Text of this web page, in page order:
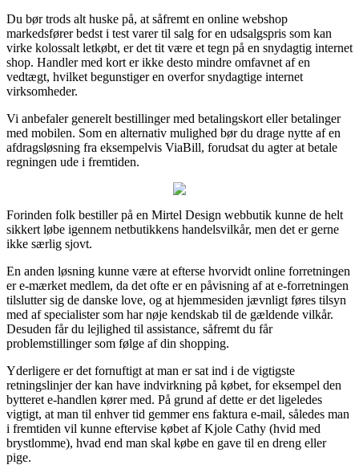
Du bør trods alt huske på, at såfremt en online webshop
markedsfører bedst i test varer til salg for en udsalgspris som kan
virke kolossalt letkøbt, er det tit være et tegn på en snydagtig internet
shop. Handler med kort er ikke desto mindre omfavnet af en
vedtægt, hvilket begunstiger en overfor snydagtige internet
virksomheder.
Vi anbefaler generelt bestillinger med betalingskort eller betalinger
med mobilen. Som en alternativ mulighed bør du drage nytte af en
afdragsløsning fra eksempelvis ViaBill, forudsat du agter at betale
regningen ude i fremtiden.
Forinden folk bestiller på en Mirtel Design webbutik kunne de helt
sikkert løbe igennem netbutikkens handelsvilkår, men det er gerne
ikke særlig sjovt.
En anden løsning kunne være at efterse hvorvidt online forretningen
er e-mærket medlem, da det ofte er en påvisning af at e-forretningen
tilslutter sig de danske love, og at hjemmesiden jævnligt føres tilsyn
med af specialister som har nøje kendskab til de gældende vilkår.
Desuden får du lejlighed til assistance, såfremt du får
problemstillinger som følge af din shopping.
Yderligere er det fornuftigt at man er sat ind i de vigtigste
retningslinjer der kan have indvirkning på købet, for eksempel den
bytteret e-handlen kører med. På grund af dette er det ligeledes
vigtigt, at man til enhver tid gemmer ens faktura e-mail, således man
i fremtiden vil kunne eftervise købet af Kjole Cathy (hvid med
brystlomme), hvad end man skal købe en gave til en dreng eller
pige.